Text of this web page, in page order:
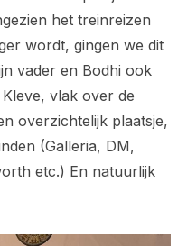
het treinreizen
wordt, gingen we dit
vader en Bodhi ook
vlak over de
overzichtelijk plaatsje,
(Galleria, DM,
etc.) En natuurlijk